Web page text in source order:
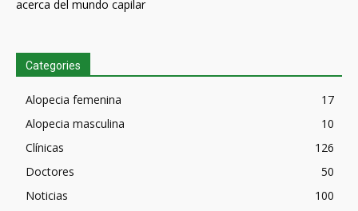
acerca del mundo capilar
Categories
Alopecia femenina
17
Alopecia masculina
10
Clínicas
126
Doctores
50
Noticias
100